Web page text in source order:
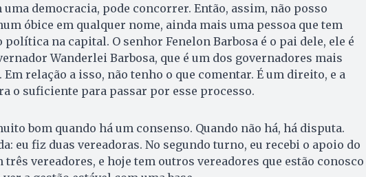
uma democracia, pode concorrer. Então, assim, não posso
óbice em qualquer nome, ainda mais uma pessoa que tem
política na capital. O senhor Fenelon Barbosa é o pai dele, ele é
Wanderlei Barbosa, que é um dos governadores mais
Em relação a isso, não tenho o que comentar. É um direito, e a
o suficiente para passar por esse processo.
bom quando há um consenso. Quando não há, há disputa.
eu fiz duas vereadoras. No segundo turno, eu recebi o apoio do
três vereadores, e hoje tem outros vereadores que estão conosco